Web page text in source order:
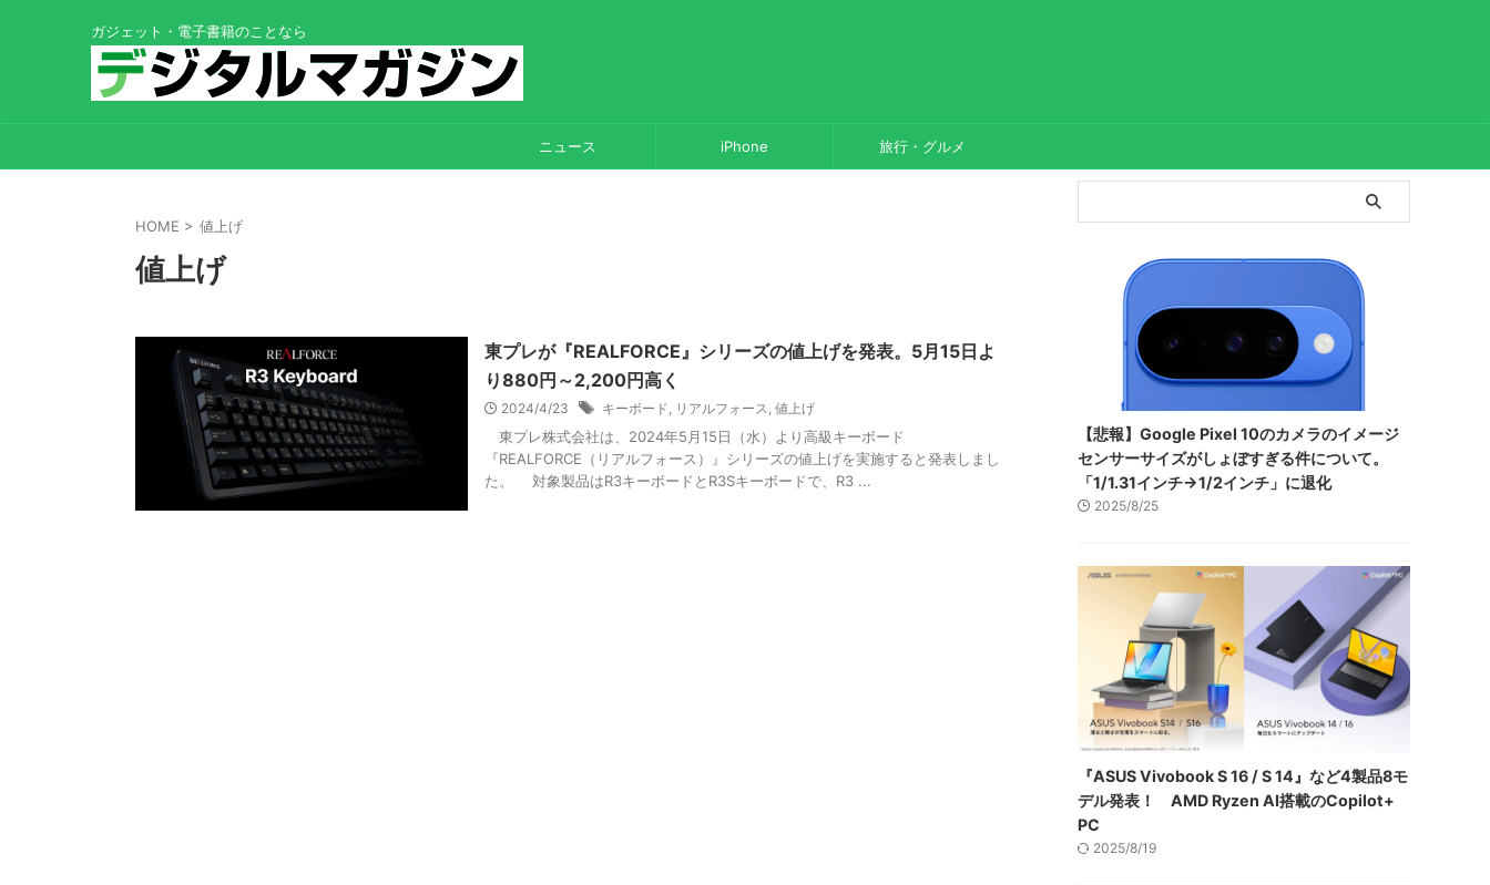
ガジェット・電子書籍のことなら
ニュース iPhone 旅行・グルメ
HOME > 値上げ
値上げ
東プレが『REALFORCE』シリーズの値上げを発表。5月15日よ
り880円～2,200円高く
2024/4/23 キーボード, リアルフォース, 値上げ
東プレ株式会社は、2024年5月15日（水）より高級キーボード
『REALFORCE（リアルフォース）』シリーズの値上げを実施すると発表しまし
た。 対象製品はR3キーボードとR3Sキーボードで、R3 ...
【悲報】Google Pixel 10のカメラのイメージ
センサーサイズがしょぼすぎる件について。
「1/1.31インチ→1/2インチ」に退化
2025/8/25
『ASUS Vivobook S 16 / S 14』など4製品8モ
デル発表！ AMD Ryzen AI搭載のCopilot+
PC
2025/8/19